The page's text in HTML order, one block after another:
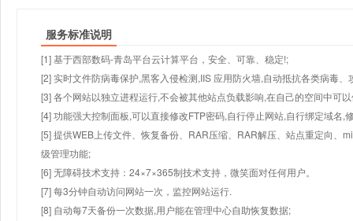
服务标准说明
[1] 基于西部数码-青岛平台云计算平台，安全、可靠、稳定!;
[2] 实时文件防病毒保护,黑客入侵检测,IIS 应用防火墙,自动抵抗各类病毒、
[3] 各个网站以独立进程运行,不会被其他站点负载影响,在自己的空间中可
[4] 功能强大控制面板,可以直接修改FTP密码,自行停止网站,自行绑定域名,
[5] 提供WEB上传文件、恢复备份、RAR压缩、RAR解压、站点重定向、
级管理功能;
[6] 无障碍技术支持：24×7×365制技术支持，微笑面对任何用户。
[7] 每3分钟自动访问网站一次，监控网站运行.
[8] 自动每7天备份一次数据,用户能在管理中心自助恢复数据;